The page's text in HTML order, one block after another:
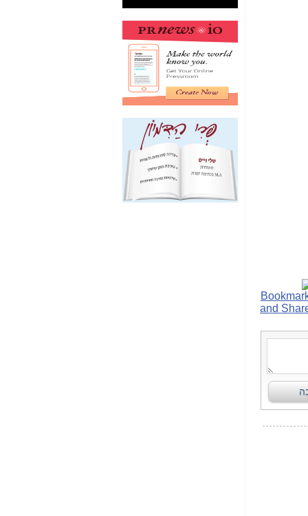
האם ביבי כשר
תקשורת עזר לקב'
בזק? -כאן
מה מקור ה-Fake
News שהביא לתפירת
תיק לביבי והעלמת
החשודים הנכונים -כאן
אחת הרגליים של "תיק
4000 התפור"
התמוטטה היום
בניצחון (כפול) של בזק
-
כאן
איך כתבות מפנקות
הפכו לפתע לטובת